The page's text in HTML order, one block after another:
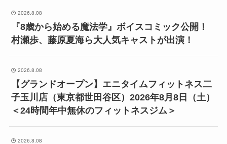
2026.8.08
『8歳から始める魔法学』ボイスコミック公開！
村瀬歩、藤原夏海ら大人気キャストが出演！
2026.8.08
【グランドオープン】エニタイムフィットネス二
子玉川店（東京都世田谷区）2026年8月8日（土）
＜24時間年中無休のフィットネスジム＞
2026.8.08